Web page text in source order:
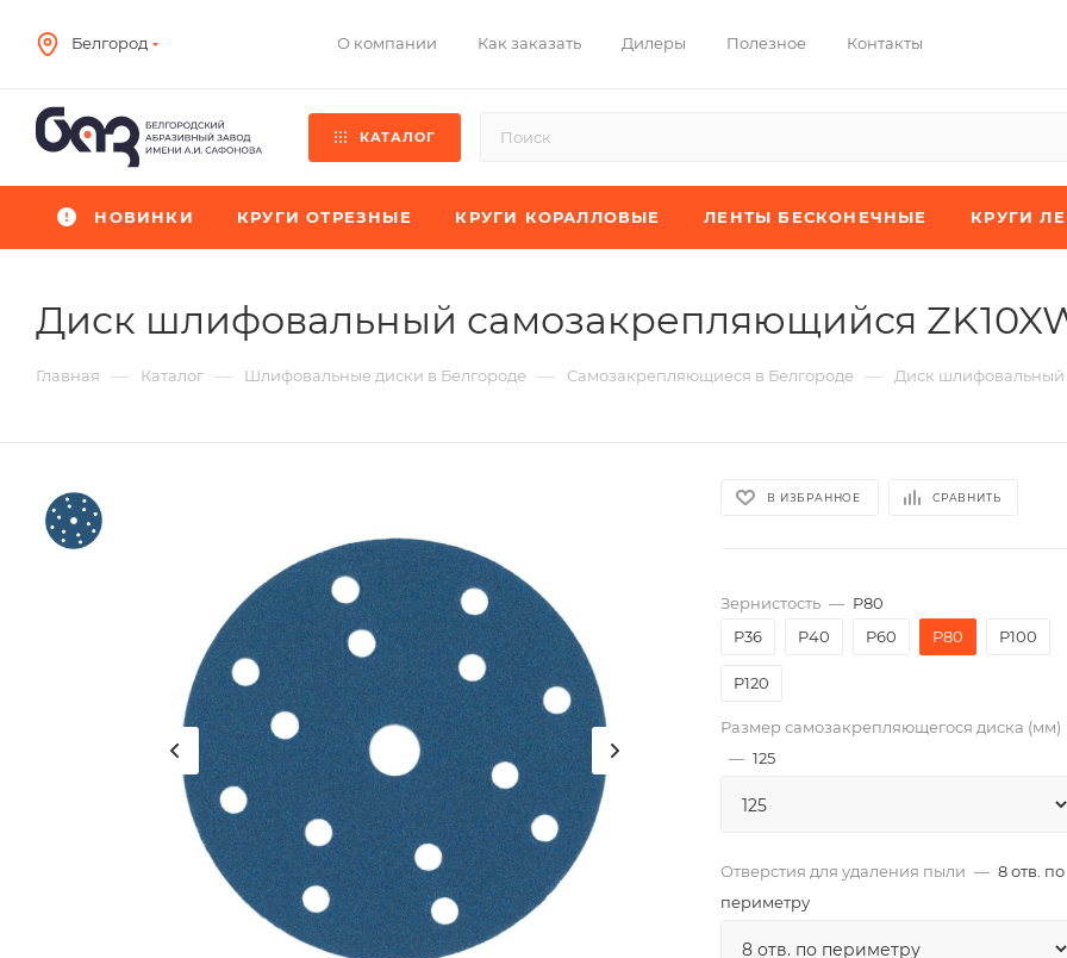
Белгород О компании Как заказать Дилеры Полезное Контакты
КАТАЛОГ
НОВИНКИ КРУГИ ОТРЕЗНЫЕ КРУГИ КОРАЛЛОВЫЕ ЛЕНТЫ БЕСКОНЕЧНЫЕ КРУГИ
Диск шлифовальный самозакрепляющийся
Главная — Каталог — Шлифовальные диски в Белгороде — Самозакрепляющиеся в Белгороде — Диск шлифовальный
В ИЗБРАННОЕ СРАВНИТЬ
Зернистость — P80
P36
P40 P60 P80 P100
P120
Размер самозакрепляющегося диска (мм)
— 125
Отверстия для удаления пыли — 8 отв. по
периметру